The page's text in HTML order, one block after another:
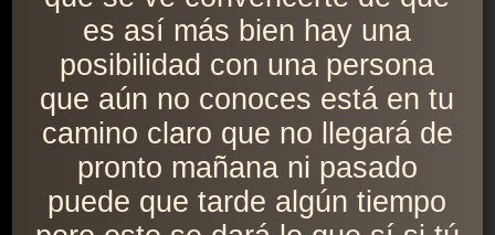
es así más bien hay una
posibilidad con una persona
que aún no conoces está en tu
camino claro que no llegará de
pronto mañana ni pasado
puede que tarde algún tiempo